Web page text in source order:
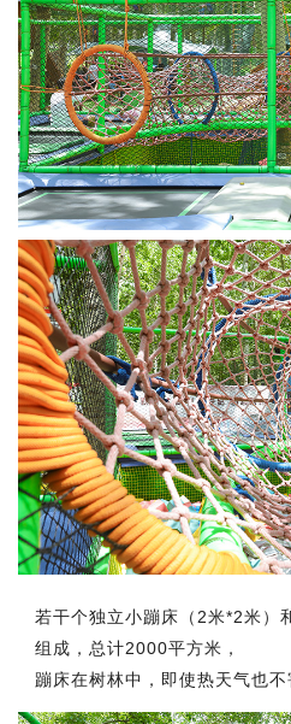
若干个独立小蹦床（2米*2米）
组成，总计2000平方米，
蹦床在树林中，即使热天气也不